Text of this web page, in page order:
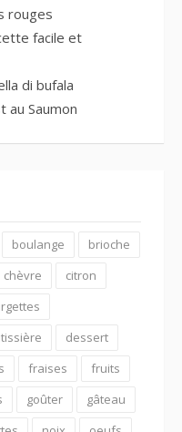
rouges
facile et
di bufala
au Saumon
boulange
brioche
chèvre
citron
dessert
fraises
fruits
goûter
gâteau